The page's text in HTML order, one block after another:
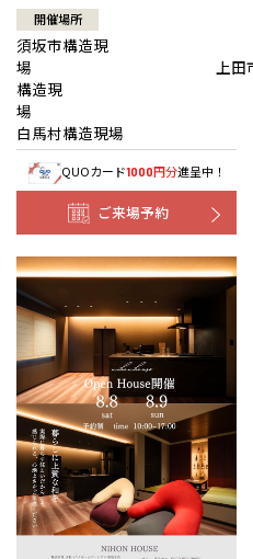
開催場所
須坂市構造現
場 上田
構造現
白馬村構造現場
QUOカード1000円分進呈中！
ご来場予約